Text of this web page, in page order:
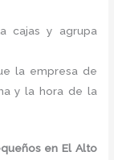
cajas y agrupa
la empresa de
y la hora de la
en El Alto